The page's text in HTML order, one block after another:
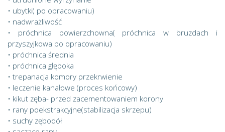
• ubytki( po opracowaniu)
• nadwrażliwość
• próchnica powierzchowna( próchnica w bruzdach i
przyszyjkowa po opracowaniu)
• próchnica średnia
• próchnica głęboka
• trepanacja komory przekrwienie
• leczenie kanałowe (proces końcowy)
• kikut zęba- przed zacementowaniem korony
• rany poekstrakcyjne(stabilizacja skrzepu)
• suchy zębodół